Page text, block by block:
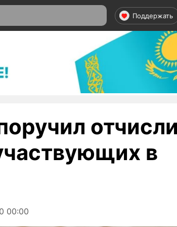
Поддержать
в
00:00